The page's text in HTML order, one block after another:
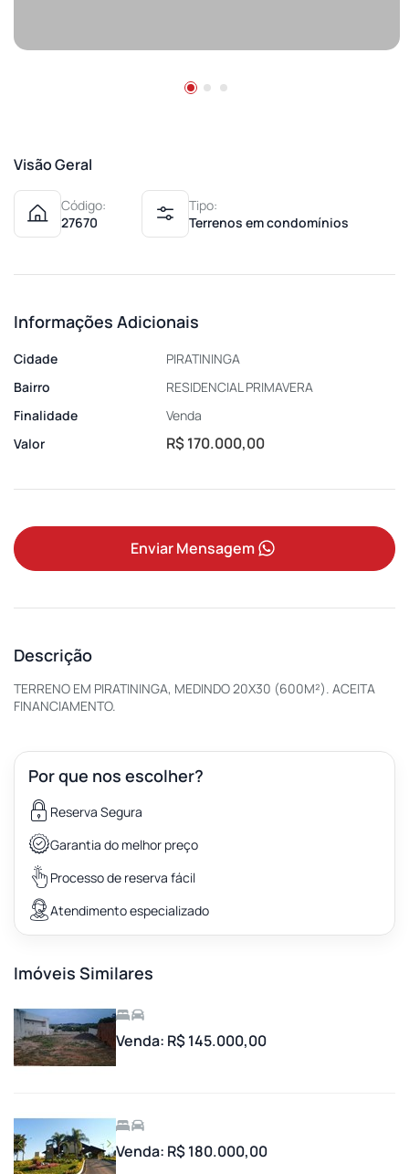
Visão Geral
Código:
27670
Tipo:
Terrenos em condomínios
Informações Adicionais
Cidade
PIRATININGA
Bairro
RESIDENCIAL PRIMAVERA
Finalidade
Venda
Valor
R$ 170.000,00
Enviar Mensagem
Descrição
TERRENO EM PIRATININGA, MEDINDO 20X30 (600M²). ACEITA
FINANCIAMENTO.
Por que nos escolher?
Reserva Segura
Garantia do melhor preço
Processo de reserva fácil
Atendimento especializado
Imóveis Similares
Venda: R$ 145.000,00
Venda: R$ 180.000,00